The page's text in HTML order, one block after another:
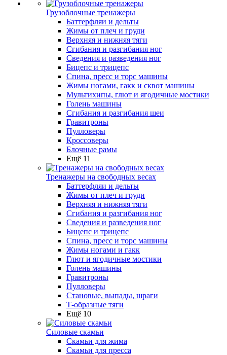
Грузоблочные тренажеры
Баттерфляи и дельты
Жимы от плеч и груди
Верхняя и нижняя тяги
Сгибания и разгибания ног
Сведения и разведения ног
Бицепс и трицепс
Спина, пресс и торс машины
Жимы ногами, гакк и сквот машины
Мультихипы, глют и ягодичные мостики
Голень машины
Сгибания и разгибания шеи
Гравитроны
Пулловеры
Кроссоверы
Блочные рамы
Ещё 11
Тренажеры на свободных весах
Баттерфляи и дельты
Жимы от плеч и груди
Верхняя и нижняя тяги
Сгибания и разгибания ног
Сведения и разведения ног
Бицепс и трицепс
Спина, пресс и торс машины
Жимы ногами и гакк
Глют и ягодичные мостики
Голень машины
Гравитроны
Пулловеры
Становые, выпады, шраги
Т-образные тяги
Ещё 10
Силовые скамьи
Скамьи для жима
Скамьи для пресса